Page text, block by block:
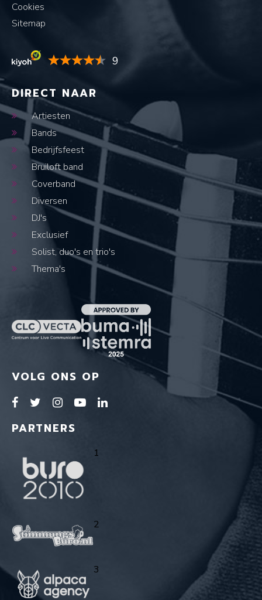
Cookies
Sitemap
9
DIRECT NAAR
Artiesten
Bands
Bedrijfsfeest
Bruiloft band
Coverband
Diversen
DJ's
Exclusief
Solist, duo's en trio's
Thema's
VOLG ONS OP
PARTNERS
1
2
3